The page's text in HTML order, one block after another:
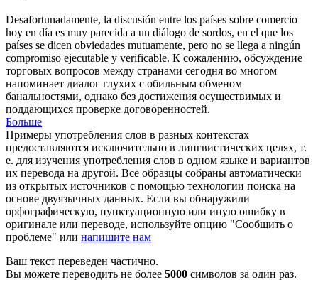
Desafortunadamente, la discusión entre los países sobre comercio
hoy en día es muy parecida a un diálogo de sordos, en el que los
países se dicen obviedades mutuamente, pero no se llega a ningún
compromiso ejecutable y verificable. К сожалению, обсуждение
торговых вопросов между странами сегодня во многом
напоминает диалог глухих с обильным обменом
банальностями, однако без достижения осуществимых и
поддающихся проверке договоренностей.
Больше
Примеры употребления слов в разных контекстах
предоставляются исключительно в лингвистических целях, т.
е. для изучения употребления слов в одном языке и вариантов
их перевода на другой. Все образцы собраны автоматически
из открытых источников с помощью технологии поиска на
основе двуязычных данных. Если вы обнаружили
орфографическую, пунктуационную или иную ошибку в
оригинале или переводе, используйте опцию "Сообщить о
проблеме" или напишите нам
Ваш текст переведен частично.
Вы можете переводить не более 5000 символов за один раз.